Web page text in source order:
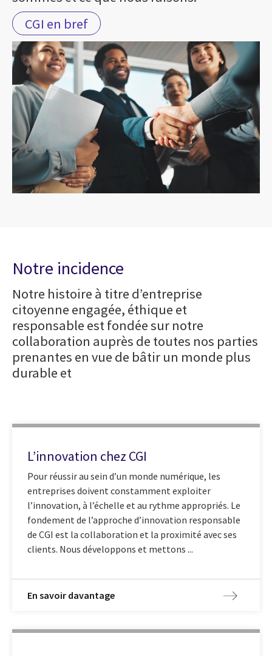
CGI en bref
Notre incidence
Notre histoire à titre d’entreprise
citoyenne engagée, éthique et
responsable est fondée sur notre
collaboration auprès de toutes nos parties
prenantes en vue de bâtir un monde plus
durable et
L’innovation chez CGI
Pour réussir au sein d’un monde numérique, les
entreprises doivent constamment exploiter
l’innovation, à l’échelle et au rythme appropriés. Le
fondement de l’approche d’innovation responsable
de CGI est la collaboration et la proximité avec ses
clients. Nous développons et mettons ...
En savoir davantage